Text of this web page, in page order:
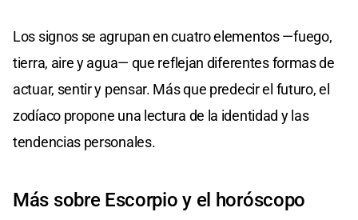
Los signos se agrupan en cuatro elementos —fuego,
tierra, aire y agua— que reflejan diferentes formas de
actuar, sentir y pensar. Más que predecir el futuro, el
zodíaco propone una lectura de la identidad y las
tendencias personales.
Más sobre Escorpio y el horóscopo